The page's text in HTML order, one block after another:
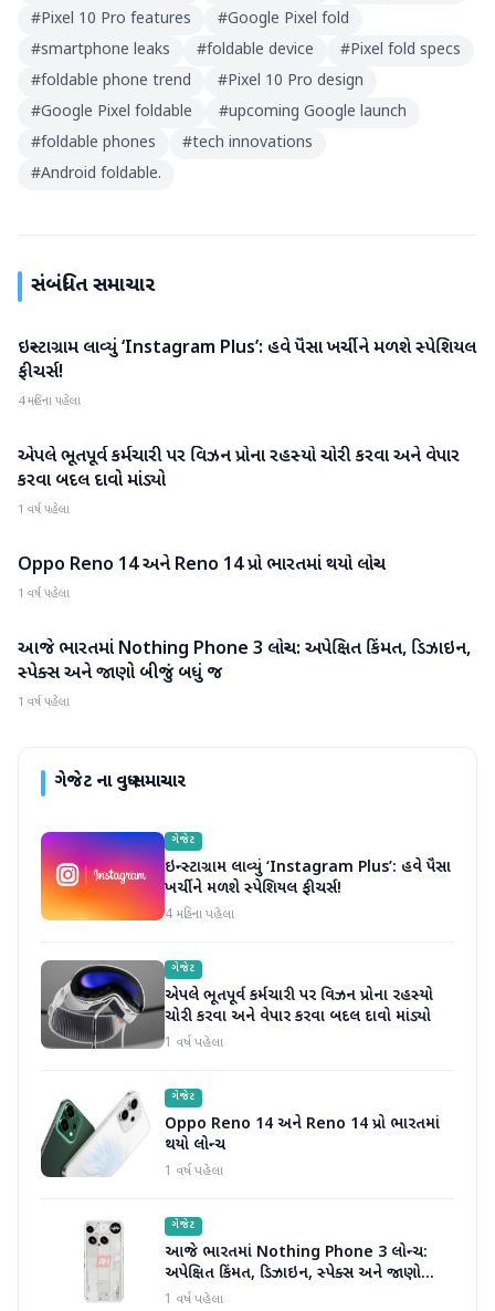
#Pixel 10 Pro features #Google Pixel fold
#smartphone leaks #foldable device #Pixel fold specs
#foldable phone trend #Pixel 10 Pro design
#Google Pixel foldable #upcoming Google launch
#foldable phones #tech innovations
#Android foldable.
સંબંધિત સમાચાર
ગેજેટ
ઇન્સ્ટાગ્રામ લાવ્યું ‘Instagram Plus’: હવે પૈસા ખર્ચીને મળશે સ્પેશિયલ
ફીચર્સ!
4 મહિના પહેલા
ગેજેટ
એપલે ભૂતપૂર્વ કર્મચારી પર વિઝન પ્રોના રહસ્યો ચોરી કરવા અને વેપાર
કરવા બદલ દાવો માંડ્યો
1 વર્ષ પહેલા
ગેજેટ
Oppo Reno 14 અને Reno 14 પ્રો ભારતમાં થયો લોન્ચ
1 વર્ષ પહેલા
ગેજેટ
આજે ભારતમાં Nothing Phone 3 લોન્ચ: અપેક્ષિત કિંમત, ડિઝાઇન,
સ્પેક્સ અને જાણો બીજું બધું જ
1 વર્ષ પહેલા
ગેજેટ ના વધુ સમાચાર
ગેજેટ
ઇન્સ્ટાગ્રામ લાવ્યું ‘Instagram Plus’: હવે પૈસા
ખર્ચીને મળશે સ્પેશિયલ ફીચર્સ!
4 મહિના પહેલા
ગેજેટ
એપલે ભૂતપૂર્વ કર્મચારી પર વિઝન પ્રોના રહસ્યો
ચોરી કરવા અને વેપાર કરવા બદલ દાવો માંડ્યો
1 વર્ષ પહેલા
ગેજેટ
Oppo Reno 14 અને Reno 14 પ્રો ભારતમાં
થયો લોન્ચ
1 વર્ષ પહેલા
ગેજેટ
આજે ભારતમાં Nothing Phone 3 લોન્ચ:
અપેક્ષિત કિંમત, ડિઝાઇન, સ્પેક્સ અને જાણો
બીજું બધું જ
1 વર્ષ પહેલા